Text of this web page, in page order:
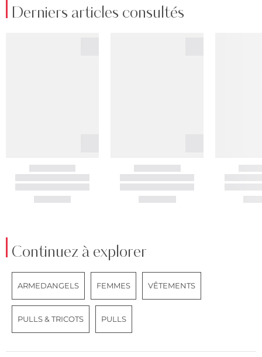
Derniers articles consultés
Continuez à explorer
ARMEDANGELS FEMMES VÊTEMENTS
PULLS & TRICOTS PULLS